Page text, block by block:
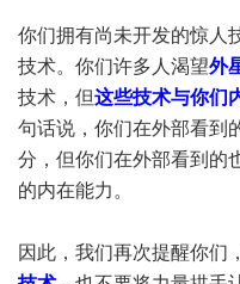
你们拥有尚未开发的惊人
技术。你们许多人渴望外
技术，但这些技术与你们
句话说，你们在外部看到
分，但你们在外部看到的
的内在能力。
因此，我们再次提醒你们，